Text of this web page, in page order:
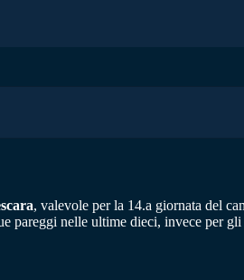
, valevole per la 14.a giornata del
pareggi nelle ultime dieci, invece per